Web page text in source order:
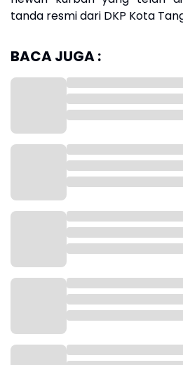
tanda resmi dari DKP Kota
BACA JUGA :